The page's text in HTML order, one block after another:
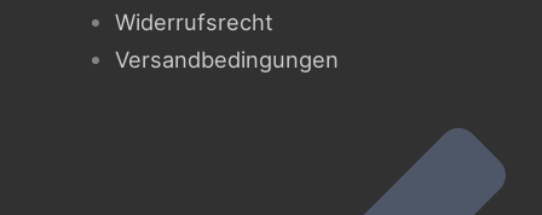
Widerrufsrecht
Versandbedingungen